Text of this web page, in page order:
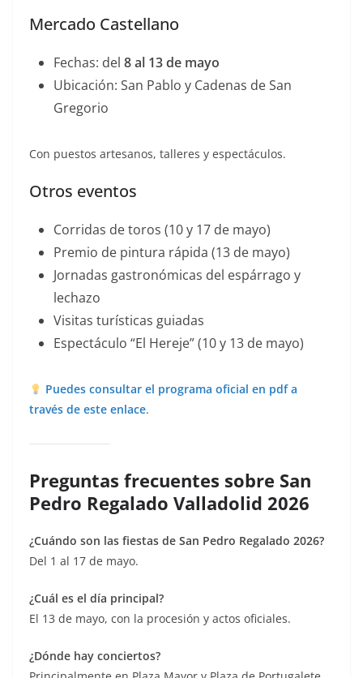
Mercado Castellano
Fechas: del 8 al 13 de mayo
Ubicación: San Pablo y Cadenas de San
Gregorio
Con puestos artesanos, talleres y espectáculos.
Otros eventos
Corridas de toros (10 y 17 de mayo)
Premio de pintura rápida (13 de mayo)
Jornadas gastronómicas del espárrago y
lechazo
Visitas turísticas guiadas
Espectáculo “El Hereje” (10 y 13 de mayo)
Puedes consultar el programa oficial en pdf a
través de este enlace.
Preguntas frecuentes sobre San
Pedro Regalado Valladolid 2026
¿Cuándo son las fiestas de San Pedro Regalado 2026?
Del 1 al 17 de mayo.
¿Cuál es el día principal?
El 13 de mayo, con la procesión y actos oficiales.
¿Dónde hay conciertos?